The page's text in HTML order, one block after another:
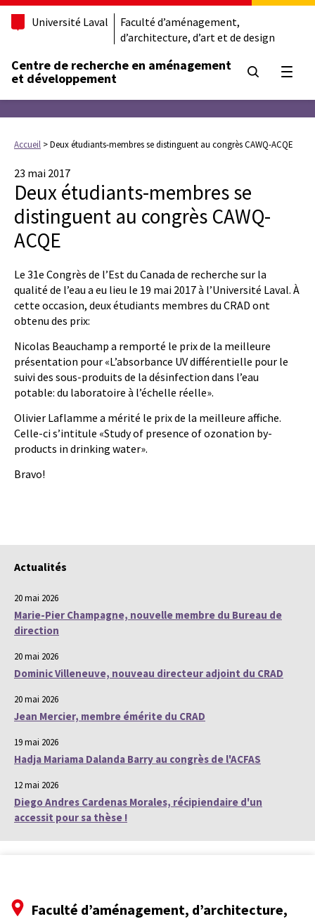
Université Laval
Faculté d’aménagement,
d’architecture, d’art et de design
Centre de recherche en aménagement
et développement
Accueil >Deux étudiants-membres se distinguent au congrès CAWQ-ACQE
23 mai 2017
Deux étudiants-membres se
distinguent au congrès CAWQ-
ACQE
Le 31e Congrès de l’Est du Canada de recherche sur la
qualité de l’eau a eu lieu le 19 mai 2017 à l’Université Laval. À
cette occasion, deux étudiants membres du CRAD ont
obtenu des prix:
Nicolas Beauchamp a remporté le prix de la meilleure
présentation pour «L’absorbance UV différentielle pour le
suivi des sous-produits de la désinfection dans l’eau
potable: du laboratoire à l’échelle réelle».
Olivier Laflamme a mérité le prix de la meilleure affiche.
Celle-ci s’intitule «Study of presence of ozonation by-
products in drinking water».
Bravo!
Actualités
20 mai 2026
Marie-Pier Champagne, nouvelle membre du Bureau de
direction
20 mai 2026
Dominic Villeneuve, nouveau directeur adjoint du CRAD
20 mai 2026
Jean Mercier, membre émérite du CRAD
19 mai 2026
Hadja Mariama Dalanda Barry au congrès de l'ACFAS
12 mai 2026
Diego Andres Cardenas Morales, récipiendaire d'un
accessit pour sa thèse !
Faculté d’aménagement, d’architecture,